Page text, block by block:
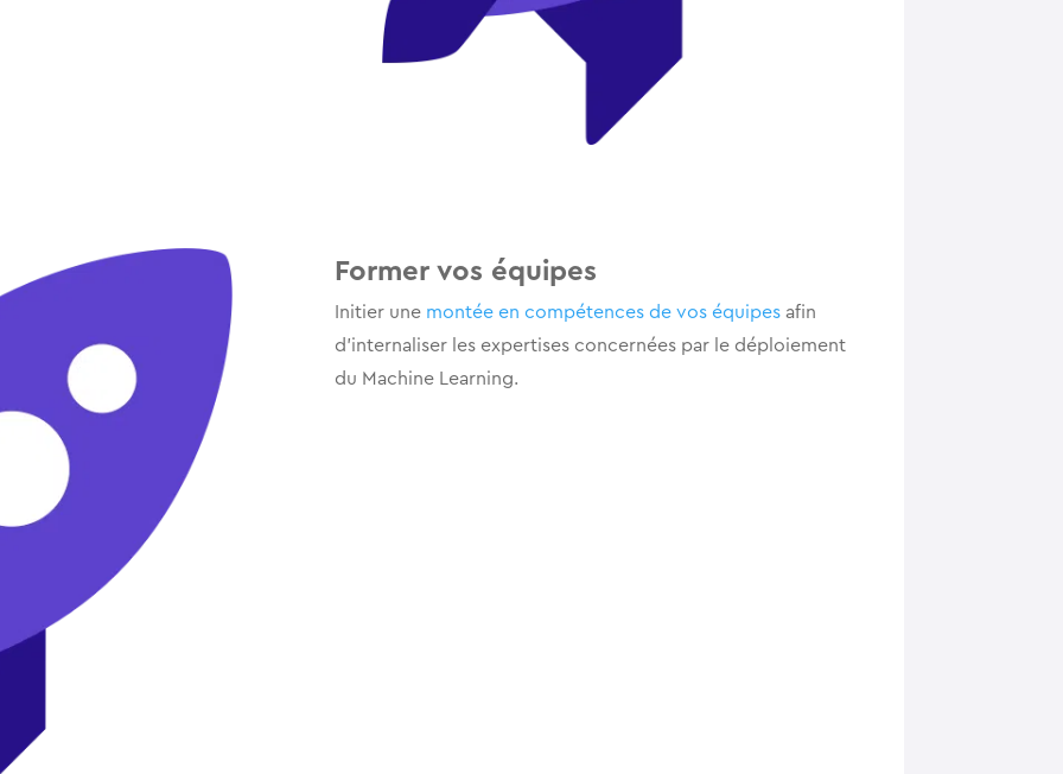
Former vos équipes
Initier une montée en compétences de vos équipes afin
d’internaliser les expertises concernées par le déploiement
du Machine Learning.